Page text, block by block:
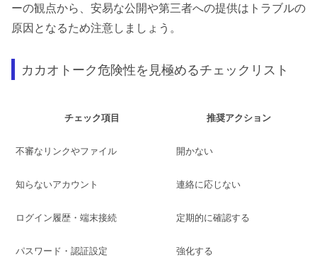
ーの観点から、安易な公開や第三者への提供はトラブルの
原因となるため注意しましょう。
カカオトーク危険性を見極めるチェックリスト
チェック項目 推奨アクション
不審なリンクやファイル 開かない
知らないアカウント 連絡に応じない
ログイン履歴・端末接続 定期的に確認する
パスワード・認証設定 強化する